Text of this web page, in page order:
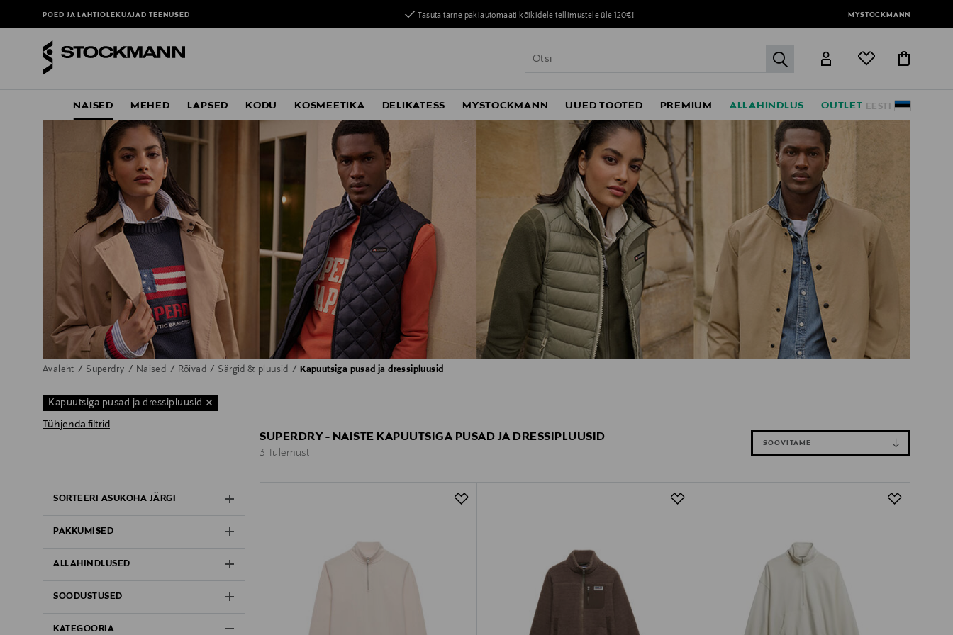
POED JA LAHTIOLEKUAJADTEENUSED Tasuta tarne pakiautomaati kõikidele tellimustele üle 120€! MYSTOCKMANN
label.header.go
EESTI
NAISED MEHED LAPSED KODU KOSMEETIKA DELIKATESS MYSTOCKMANN UUED TOOTED PREMIUM ALLAHINDLUS OUTLET
Avaleht Superdry Naised Rõivad Särgid & pluusid Kapuutsiga pusad ja dressipluusid
Kapuutsiga pusad ja dressipluusid
Tühjenda filtrid
SORTEERI ASUKOHA JÄRGI
PAKKUMISED
ALLAHINDLUSED
SOODUSTUSED
KATEGOORIA
SUPERDRY - NAISTE KAPUUTSIGA PUSAD JA DRESSIPLUUSID
3 Tulemust
SOOVITAME